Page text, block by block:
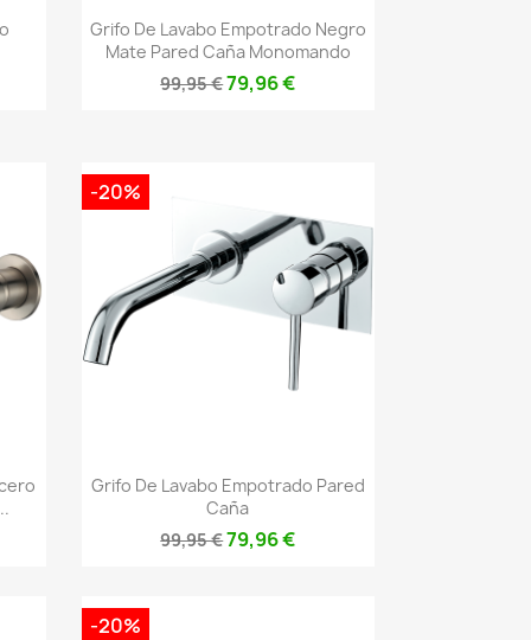
Vista rápida
Grifo De Lavabo Empotrado Negro
Mate Pared Caña Monomando
99,95 €79,96 €
Vista rápida
Grifo De Lavabo Empotrado Pared
Caña
99,95 €79,96 €
-20%
-20%